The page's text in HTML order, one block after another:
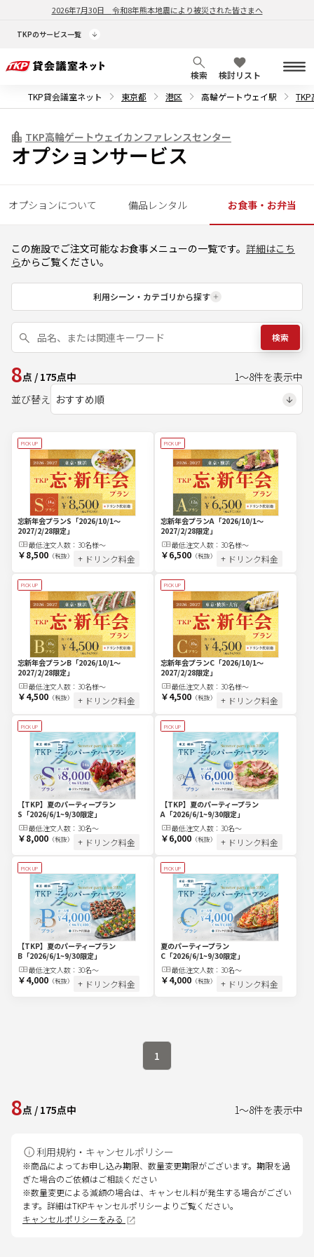
2026年7月30日 令和8年熊本地震により被災された皆さまへ
TKPのサービス一覧
検索
検討リスト
TKP貸会議室ネット
東京都 港区 高輪ゲートウェイ駅
TKP高輪ゲートウェイカンファレンスセンター
オプションサービス
オプションについて 備品レンタル お食事・お弁当
この施設でご注文可能なお食事メニューの一覧です。 詳細はこち
らからご覧ください。
利用シーン・カテゴリから探す
検索
8点 / 175点中 1～8件を表示中
並び替え
PICK UP
忘新年会プランS 「2026/10/1～
2027/2/28限定」
最低注文人数： 30名様～
￥8,500（税抜） + ドリンク料金
PICK UP
忘新年会プランA「2026/10/1～
2027/2/28限定」
最低注文人数： 30名様～
￥6,500（税抜） + ドリンク料金
PICK UP
忘新年会プランB「2026/10/1～
2027/2/28限定」
最低注文人数： 30名様～
￥4,500（税抜） + ドリンク料金
PICK UP
忘新年会プランC「2026/10/1～
2027/2/28限定」
最低注文人数： 30名様～
￥4,500（税抜） + ドリンク料金
PICK UP
【TKP】夏のパーティープラン
S 「2026/6/1~9/30限定」
最低注文人数： 30名〜
￥8,000（税抜） + ドリンク料金
PICK UP
【TKP】夏のパーティープラン
A 「2026/6/1~9/30限定」
最低注文人数： 30名〜
￥6,000（税抜） + ドリンク料金
PICK UP
【TKP】夏のパーティープラン
B「2026/6/1~9/30限定」
最低注文人数： 30名〜
￥4,000（税抜） + ドリンク料金
PICK UP
夏のパーティープラン
C「2026/6/1~9/30限定」
最低注文人数： 30名〜
￥4,000（税抜） + ドリンク料金
1
8点 / 175点中 1～8件を表示中
利用規約・キャンセルポリシー
※商品によってお申し込み期限、数量変更期限がございます。期限を過
ぎた場合のご依頼はご相談ください
※数量変更による減額の場合は、キャンセル料が発生する場合がござい
ます。詳細はTKPキャンセルポリシーよりご覧ください。
キャンセルポリシーをみる